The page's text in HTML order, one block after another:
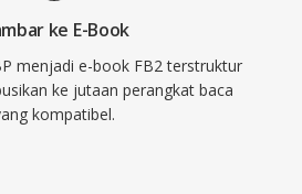
ke E-Book
menjadi e-book FB2 terstruktur
ke jutaan perangkat baca
kompatibel.